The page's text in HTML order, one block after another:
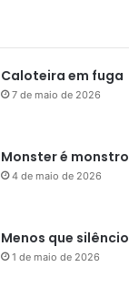
Caloteira em fuga
7 de maio de 2026
Monster é monstro
4 de maio de 2026
Menos que silêncio
1 de maio de 2026